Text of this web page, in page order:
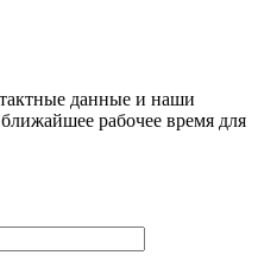
данные и наши
рабочее время для